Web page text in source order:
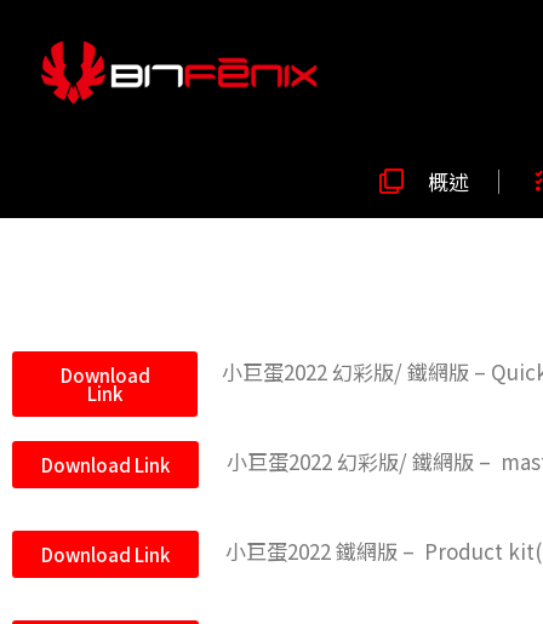
概述
Download
Link
小巨蛋2022 幻彩版/ 鐵網版 –
Download Link 小巨蛋2022 幻彩版/ 鐵網版 –
Download Link 小巨蛋2022 鐵網版 – Product